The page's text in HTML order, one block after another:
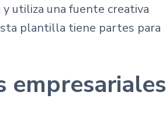
utiliza una fuente creativa
plantilla tiene partes para
empresariales